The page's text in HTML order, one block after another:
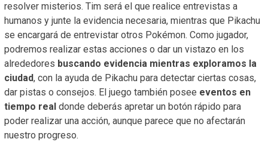
resolver misterios. Tim será el que realice entrevistas a
humanos y junte la evidencia necesaria, mientras que Pikachu
se encargará de entrevistar otros Pokémon. Como jugador,
podremos realizar estas acciones o dar un vistazo en los
alrededores buscando evidencia mientras exploramos la
ciudad, con la ayuda de Pikachu para detectar ciertas cosas,
dar pistas o consejos. El juego también posee eventos en
tiempo real donde deberás apretar un botón rápido para
poder realizar una acción, aunque parece que no afectarán
nuestro progreso.